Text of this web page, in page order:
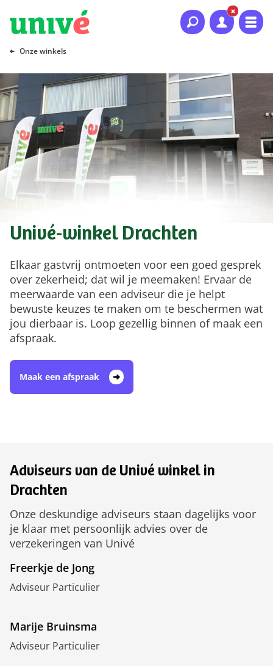
Naar hoofdinhoud
Naar hoofdnavigatie
Naar footer
Onze winkels
Univé-winkel Drachten
Elkaar gastvrij ontmoeten voor een goed gesprek
over zekerheid; dat wil je meemaken! Ervaar de
meerwaarde van een adviseur die je helpt
bewuste keuzes te maken om te beschermen wat
jou dierbaar is. Loop gezellig binnen of maak een
afspraak.
Maak een afspraak
Adviseurs van de Univé winkel in
Drachten
Onze deskundige adviseurs staan dagelijks voor
je klaar met persoonlijk advies over de
verzekeringen van Univé
Freerkje de Jong
Adviseur Particulier
Marije Bruinsma
Adviseur Particulier